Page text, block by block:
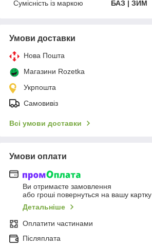
Сумісність із маркою
БАЗ | ЗИМ
Умови доставки
Нова Пошта
Магазини Rozetka
Укрпошта
Самовивіз
Всі умови доставки
Умови оплати
Ви отримаєте замовлення
або гроші повернуться на вашу картку
Детальніше
Оплатити частинами
Післяплата